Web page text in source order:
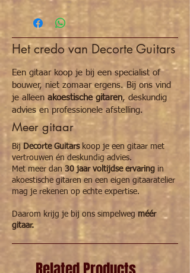
Bovenblad mahonie
Rug en zijwanden mahonie
pallisander
kunststof
Topkam
12de fret
Snaarlengte 430mm
Actie 12fret diskant
Taille
Het credo van Decorte Guitars
Een gitaar koop je bij een specialist of
bouwer, niet zomaar ergens. Bij ons vind
je alleen akoestische gitaren, deskundig
advies en professionele afstelling.
Meer gitaar
Bij Decorte Guitarskoop je een gitaar met
vertrouwen én deskundig advies.
Met meer dan 30 jaar voltijdse ervaring in
akoestische gitaren en een eigen gitaaratelier
mag je rekenen op echte expertise.
Daarom krijg je bij ons simpelweg méér
gitaar.